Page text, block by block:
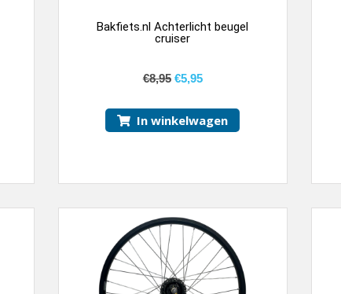
Bakfiets.nl Achterlicht beugel
cruiser
€8,95 €5,95
In winkelwagen